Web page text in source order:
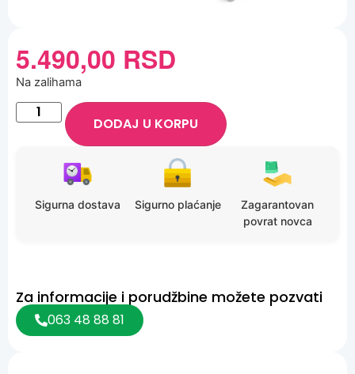
5.490,00 RSD
Na zalihama
DODAJ U KORPU
Sigurna dostava Sigurno plaćanje
Zagarantovan
povrat novca
Za informacije i porudžbine možete pozvati
063 48 88 81